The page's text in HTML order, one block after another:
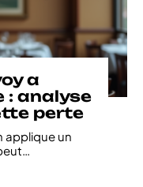
a
: analyse
perte
applique un
…